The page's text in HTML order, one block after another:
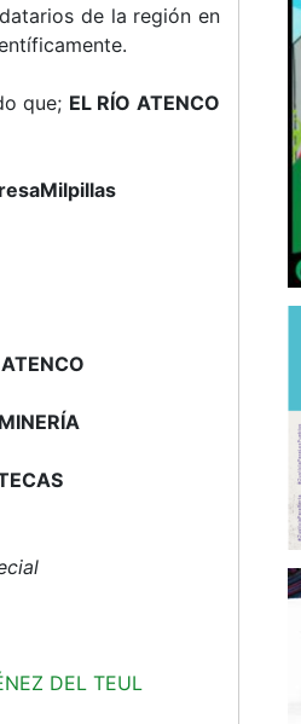
de la región en
que; EL RÍO ATENCO
DEL TEUL